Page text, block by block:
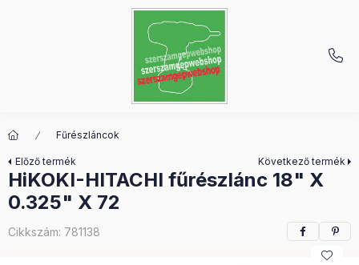
Fűrészláncok
Előző termék Következő termék
HiKOKI-HITACHI fűrészlánc 18" X
0.325" X 72
Cikkszám: 781138